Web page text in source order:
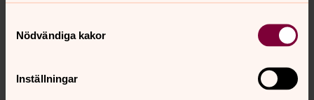
Nödvändiga kakor
Inställningar